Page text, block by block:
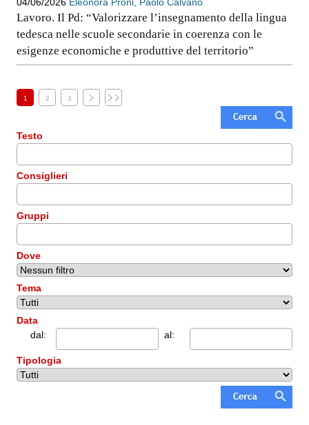
04/06/2026 Eleonora Proni, Paolo Calvano
Lavoro. Il Pd: “Valorizzare l’insegnamento della lingua
tedesca nelle scuole secondarie in coerenza con le
esigenze economiche e produttive del territorio”
1 2 3
Testo
Consiglieri
Gruppi
Dove
Tema
Data
dal:
al:
Tipologia